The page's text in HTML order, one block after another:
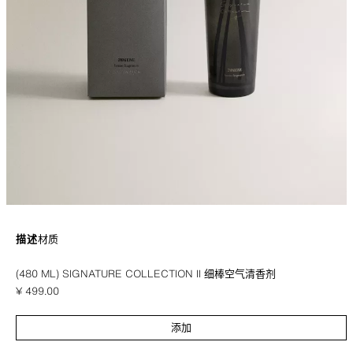
描述材质
细棒空气清香剂，可在空间中均匀散发香气。
Signature Collection II | 此款香氛是对冒险与探索的颂歌。它邀请您探索其异
卡其色 2405/703/961
(480 ML) SIGNATURE COLLECTION II 细棒空气清香剂
¥ 499.00
添加
¥